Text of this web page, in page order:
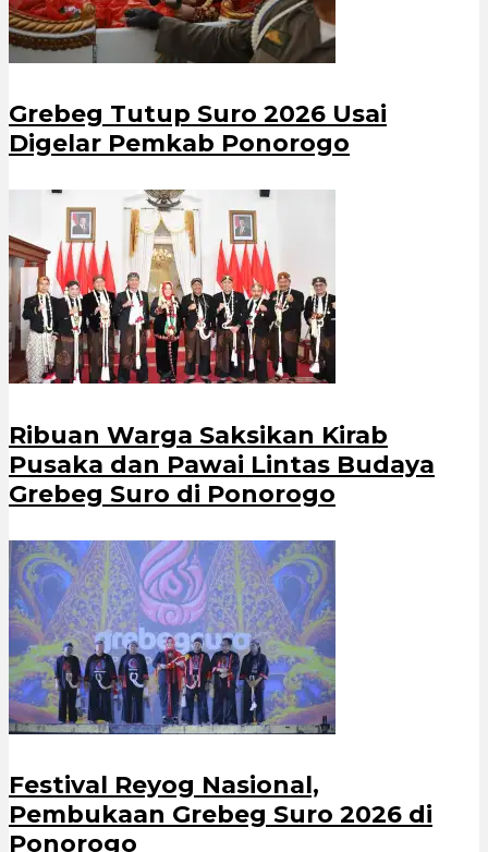
Grebeg Tutup Suro 2026 Usai
Digelar Pemkab Ponorogo
Ribuan Warga Saksikan Kirab
Pusaka dan Pawai Lintas Budaya
Grebeg Suro di Ponorogo
Festival Reyog Nasional,
Pembukaan Grebeg Suro 2026 di
Ponorogo